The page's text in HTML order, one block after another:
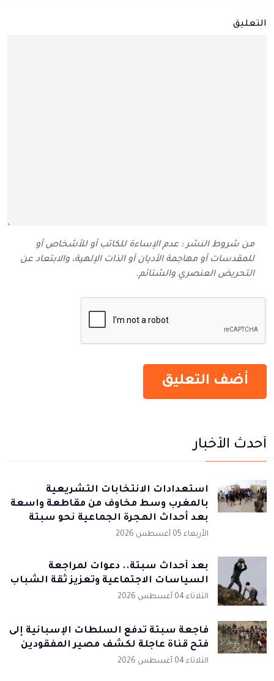
التعليق
من شروط النشر : عدم الإساءة للكاتب أو للأشخاص أو
للمقدسات أو مهاجمة الأديان أو الذات الإلهية، والابتعاد عن
التحريض العنصري والشتائم‬.
أحدث الأخبار
استعدادات الانتخابات التشريعية
بالمغرب وسط مخاوف من مقاطعة واسعة
بعد أحداث الهجرة الجماعية نحو سبتة
الأربعاء 05 أغسطس 2026
بعد أحداث سبتة.. دعوات لمراجعة
السياسات الاجتماعية وتعزيز ثقة الشباب
الثلاثاء 04 أغسطس 2026
فاجعة سبتة تدفع السلطات الإسبانية إلى
فتح قناة عاجلة لكشف مصير المفقودين
الثلاثاء 04 أغسطس 2026